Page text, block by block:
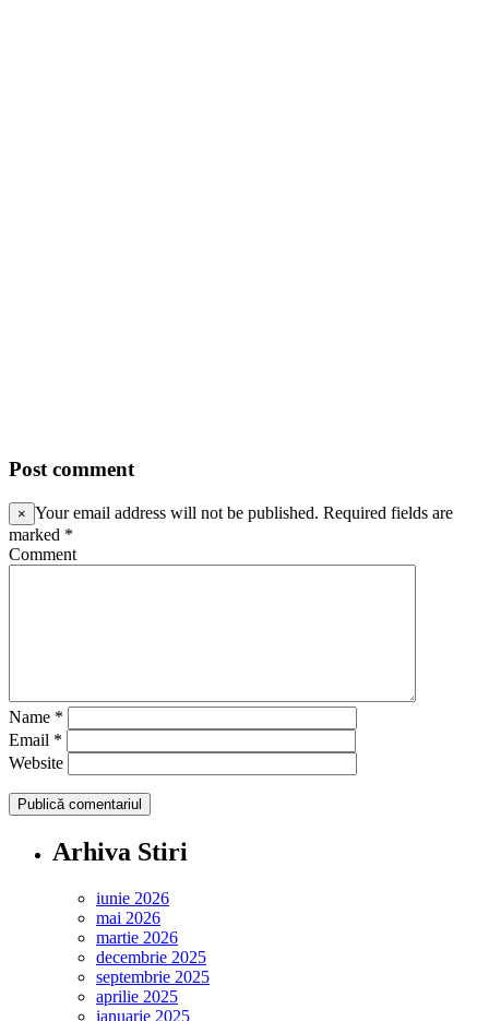
Post comment
× Your email address will not be published. Required fields are
marked *
Comment
Name *
Email *
Website
Arhiva Stiri
iunie 2026
mai 2026
martie 2026
decembrie 2025
septembrie 2025
aprilie 2025
ianuarie 2025